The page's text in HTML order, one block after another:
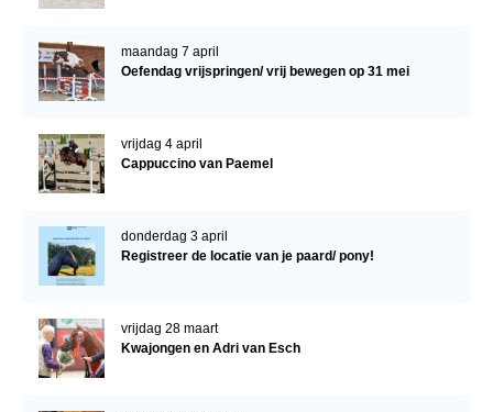
maandag 7 april
Oefendag vrijspringen/ vrij bewegen op 31 mei
vrijdag 4 april
Cappuccino van Paemel
donderdag 3 april
Registreer de locatie van je paard/ pony!
vrijdag 28 maart
Kwajongen en Adri van Esch